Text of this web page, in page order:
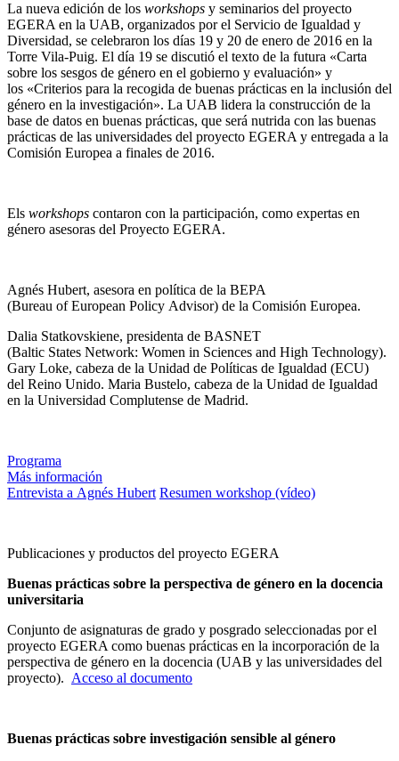
La nueva edición de los workshops y seminarios del proyecto
EGERA en la UAB, organizados por el Servicio de Igualdad y
Diversidad, se celebraron los días 19 y 20 de enero de 2016 en la
Torre Vila-Puig. El día 19 se discutió el texto de la futura «Carta
sobre los sesgos de género en el gobierno y evaluación» y
los «Criterios para la recogida de buenas prácticas en la inclusión del
género en la investigación». La UAB lidera la construcción de la
base de datos en buenas prácticas, que será nutrida con las buenas
prácticas de las universidades del proyecto EGERA y entregada a la
Comisión Europea a finales de 2016.
Els workshops contaron con la participación, como expertas en
género asesoras del Proyecto EGERA.
Agnés Hubert, asesora en política de la BEPA
(Bureau of European Policy Advisor) de la Comisión Europea.
Dalia Statkovskiene, presidenta de BASNET
(Baltic States Network: Women in Sciences and High Technology).
Gary Loke, cabeza de la Unidad de Políticas de Igualdad (ECU)
del Reino Unido. Maria Bustelo, cabeza de la Unidad de Igualdad
en la Universidad Complutense de Madrid.
Programa
Más información
Entrevista a Agnés Hubert Resumen workshop (vídeo)
Publicaciones y productos del proyecto EGERA
Buenas prácticas sobre la perspectiva de género en la docencia
universitaria
Conjunto de asignaturas de grado y posgrado seleccionadas por el
proyecto EGERA como buenas prácticas en la incorporación de la
perspectiva de género en la docencia (UAB y las universidades del
proyecto). Acceso al documento
Buenas prácticas sobre investigación sensible al género